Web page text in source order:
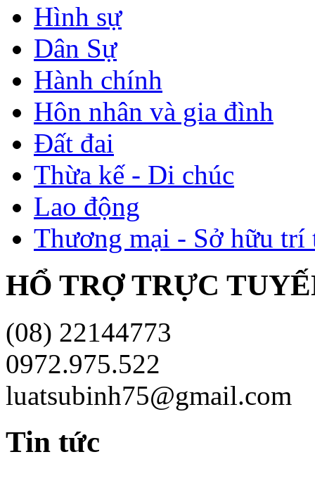
Hình sự
Dân Sự
Hành chính
Hôn nhân và gia đình
Đất đai
Thừa kế - Di chúc
Lao động
Thương mại - Sở hữu trí
HỔ TRỢ TRỰC
(08) 22144773
0972.975.522
luatsubinh75@gmail.com
Tin tức